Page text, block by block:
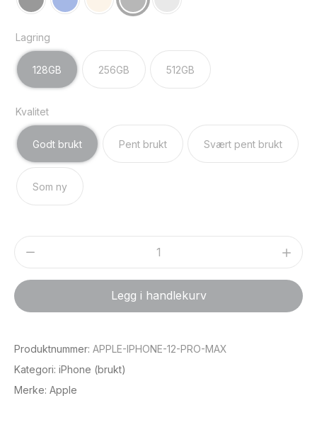
Lagring
128GB 256GB 512GB
Kvalitet
Godt brukt Pent brukt Svært pent brukt
Som ny
Apple
iPhone
12
Pro
(Brukt)
antall
Legg i handlekurv
Produktnummer: APPLE-IPHONE-12-PRO-MAX
Kategori: iPhone (brukt)
Merke: Apple